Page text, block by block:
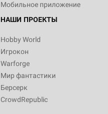
Мобильное приложение
НАШИ ПРОЕКТЫ
Hobby World
Игрокон
Warforge
Мир фантастики
Берсерк
CrowdRepublic